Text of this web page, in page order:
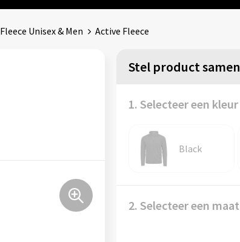
Fleece Unisex & Men Active Fleece
Stel product samen
1. Selecteer een kleur
Black
2. Selecteer een maat